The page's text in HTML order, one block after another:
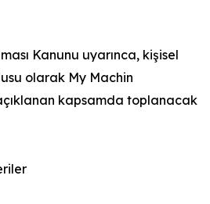
Kanunu uyarınca, kişisel
olarak My Machin
kapsamda toplanacak